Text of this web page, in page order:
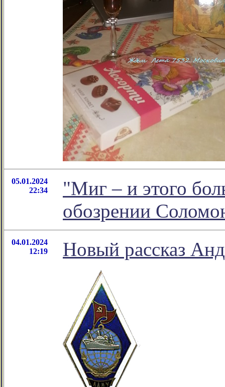
05.01.2024
22:34
"Миг – и этого
обозрении
04.01.2024
12:19
Новый рассказ